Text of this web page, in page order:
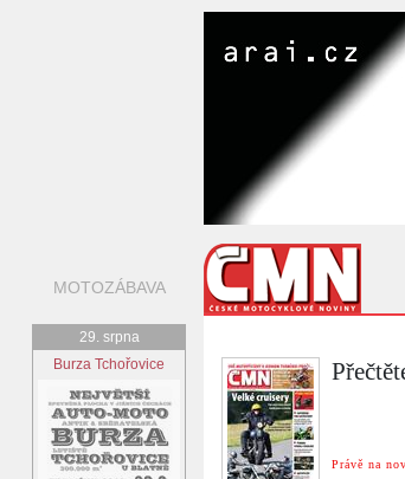
Právě na
MOTOZÁBAVA
29. srpna
Burza Tchořovice